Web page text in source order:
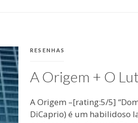
CATEGORIAS:
RESENHAS
A Origem + O
A Origem –[rating:5/5]
DiCaprio) é um habilidoso